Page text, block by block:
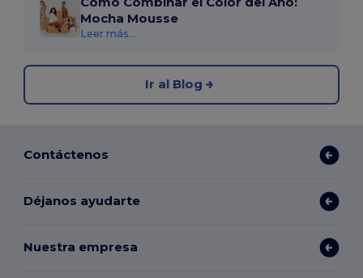
Mocha Mousse
Leer más...
Ir al Blog
Contáctenos
Déjanos ayudarte
Nuestra empresa